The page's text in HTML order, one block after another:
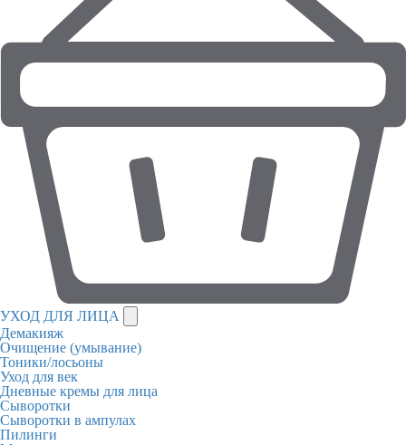
УХОД ДЛЯ ЛИЦА
Демакияж
Очищение (умывание)
Тоники/лосьоны
Уход для век
Дневные кремы для лица
Сыворотки
Сыворотки в ампулах
Пилинги